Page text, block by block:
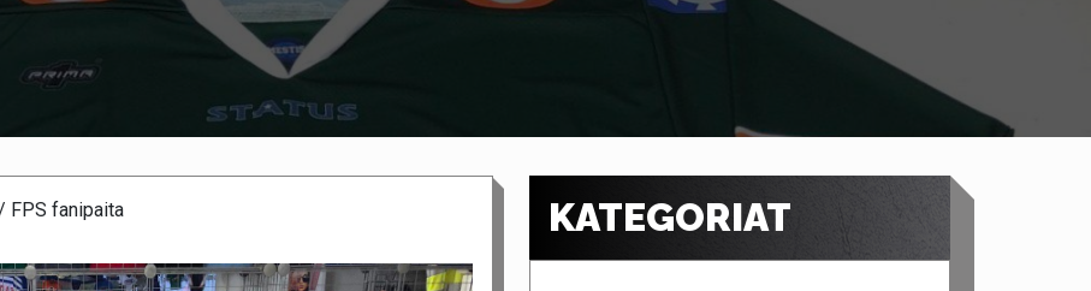
/ FPS fanipaita KATEGORIAT